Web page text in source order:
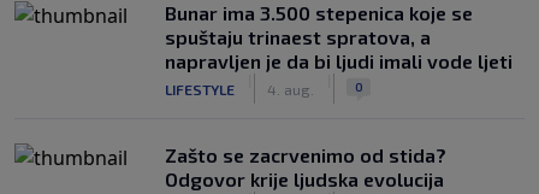
Bunar imа 3.500 stepenica koje se
spuštaju trinaest spratova, a
napravljen je da bi ljudi imali vode ljeti
LIFESTYLE 4. aug. 0
Zašto se zacrvenimo od stida?
Odgovor krije ljudska evolucija